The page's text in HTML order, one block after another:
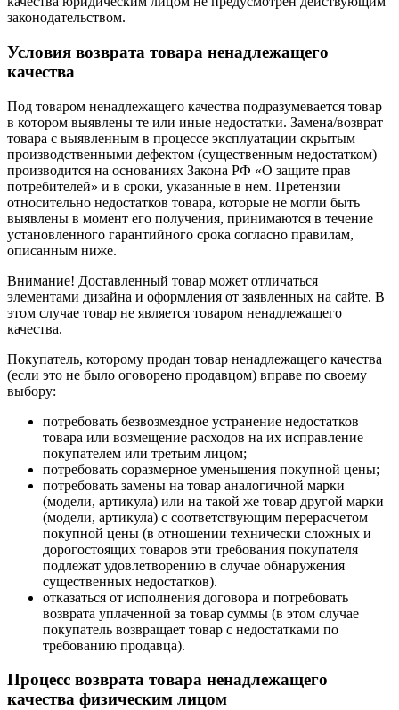
законодательством.
Условия возврата товара ненадлежащего
качества
Под товаром ненадлежащего качества подразумевается товар
в котором выявлены те или иные недостатки. Замена/возврат
товара с выявленным в процессе эксплуатации скрытым
производственными дефектом (существенным недостатком)
производится на основаниях Закона РФ «О защите прав
потребителей» и в сроки, указанные в нем. Претензии
относительно недостатков товара, которые не могли быть
выявлены в момент его получения, принимаются в течение
установленного гарантийного срока согласно правилам,
описанным ниже.
Внимание! Доставленный товар может отличаться
элементами дизайна и оформления от заявленных на сайте. В
этом случае товар не является товаром ненадлежащего
качества.
Покупатель, которому продан товар ненадлежащего качества
(если это не было оговорено продавцом) вправе по своему
выбору:
потребовать безвозмездное устранение недостатков
товара или возмещение расходов на их исправление
покупателем или третьим лицом;
потребовать соразмерное уменьшения покупной цены;
потребовать замены на товар аналогичной марки
(модели, артикула) или на такой же товар другой марки
(модели, артикула) с соответствующим перерасчетом
покупной цены (в отношении технически сложных и
дорогостоящих товаров эти требования покупателя
подлежат удовлетворению в случае обнаружения
существенных недостатков).
отказаться от исполнения договора и потребовать
возврата уплаченной за товар суммы (в этом случае
покупатель возвращает товар с недостатками по
требованию продавца).
Процесс возврата товара ненадлежащего
качества физическим лицом